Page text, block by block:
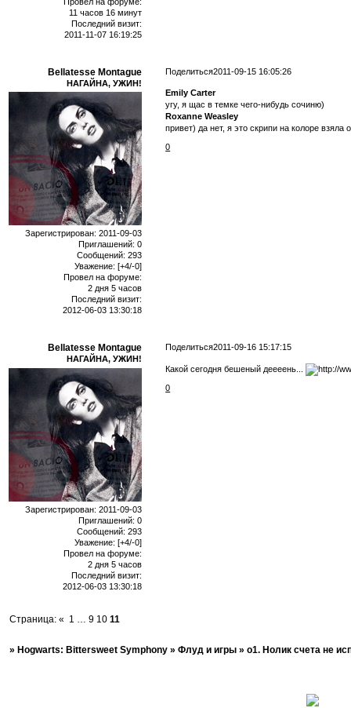
11 часов 16 минут
Последний визит:
2011-11-07 16:19:25
Поделиться2011-09-15 16:05:26
Bellatesse Montague
НАГАЙНА, УЖИН!
Зарегистрирован: 2011-09-03
Приглашений: 0
Сообщений: 293
Уважение: [+4/-0]
Провел на форуме:
2 дня 5 часов
Последний визит:
2012-06-03 13:30:18
Emily Carter
угу, я щас в темке чего-нибудь сочиню)
Roxanne Weasley
привет) да нет, я это скрипи на колоре
0
Поделиться2011-09-16 15:17:15
Bellatesse Montague
НАГАЙНА, УЖИН!
Зарегистрирован: 2011-09-03
Приглашений: 0
Сообщений: 293
Уважение: [+4/-0]
Провел на форуме:
2 дня 5 часов
Последний визит:
2012-06-03 13:30:18
Какой сегодня бешеный деееень...
0
Страница: « 1 9 10 11
» Hogwarts: Bittersweet Symphony » Флуд и игры » о1. Нолик счета не